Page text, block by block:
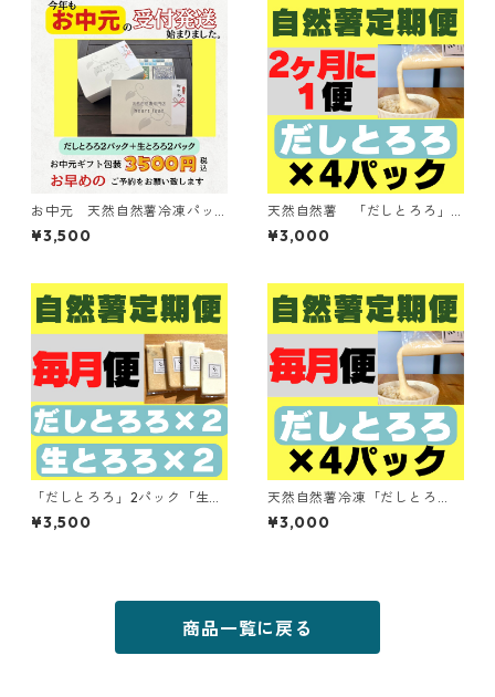
お中元 天然自然薯冷凍パッ
ク「だしとろろ2・生とろろ
2」セット
¥3,500
天然自然薯 「だしとろろ」4
パック 「2ヶ月に1回」 定
期便
¥3,000
「だしとろろ」2パック「生と
ろろ」2パック「毎月」定期便
¥3,500
天然自然薯冷凍「だしとろ
ろ」4パックセット 「毎月」
定期便
¥3,000
商品一覧に戻る